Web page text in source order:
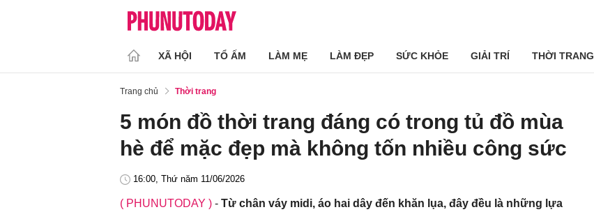
XÃ HỘI TỔ ẤM LÀM MẸ LÀM ĐẸP SỨC KHỎE GIẢI TRÍ THỜI TRANG
Trang chủ Thời trang
5 món đồ thời trang đáng có trong tủ đồ mùa
hè để mặc đẹp mà không tốn nhiều công sức
16:00, Thứ năm 11/06/2026
( PHUNUTODAY ) - Từ chân váy midi, áo hai dây đến khăn lụa, đây đều là những lựa